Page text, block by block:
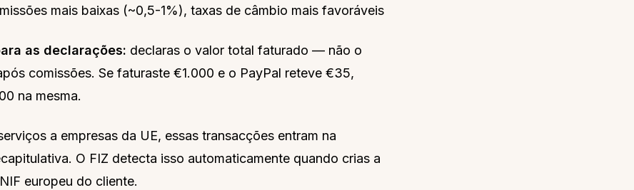
mais baixas (~0,5-1%), taxas de câmbio mais favoráveis
as declarações: declaras o valor total faturado — não o
comissões. Se faturaste €1.000 e o PayPal reteve €35,
na mesma.
a empresas da UE, essas transacções entram na
O FIZ detecta isso automaticamente quando crias a
europeu do cliente.